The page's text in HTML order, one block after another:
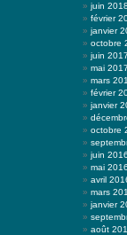
juin 2018
février
janvier
octobre
juin 2017
mai 2017
mars
février
janvier
octobre
juin 2016
mai 2016
avril
mars
janvier
août